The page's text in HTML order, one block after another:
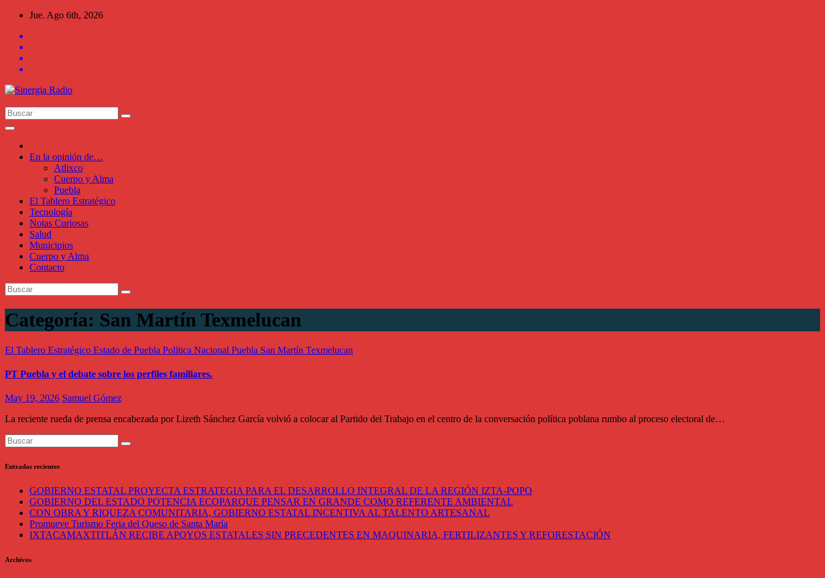
Saltar
contenido
Jue. Ago 6th, 2026
En la opinión de…
Atlixco
Cuerpo y Alma
Puebla
El Tablero Estratégico
Tecnología
Notas Curiosas
Salud
Municipios
Cuerpo y Alma
Contacto
Categoría: San Martín Texmelucan
El Tablero Estratégico Estado de Puebla Política Nacional Puebla San Martín Texmelucan
PT Puebla y el debate sobre los perfiles familiares.
May 19, 2026 Samuel Gómez
La reciente rueda de prensa encabezada por Lizeth Sánchez García volvió a colocar al Partido del Trabajo en el centro de la conversación política poblana rumbo al proceso electoral de…
Entradas recientes
GOBIERNO ESTATAL PROYECTA ESTRATEGIA PARA EL DESARROLLO INTEGRAL DE LA REGIÓN IZTA-POPO
GOBIERNO DEL ESTADO POTENCIA ECOPARQUE PENSAR EN GRANDE COMO REFERENTE AMBIENTAL
CON OBRA Y RIQUEZA COMUNITARIA, GOBIERNO ESTATAL INCENTIVA AL TALENTO ARTESANAL
Promueve Turismo Feria del Queso de Santa María
IXTACAMAXTITLÁN RECIBE APOYOS ESTATALES SIN PRECEDENTES EN MAQUINARIA, FERTILIZANTES Y REFORESTACIÓN
Archivos